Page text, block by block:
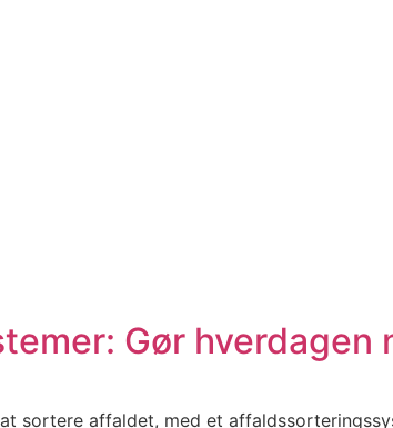
Gør hverdagen
sortere affaldet, med et